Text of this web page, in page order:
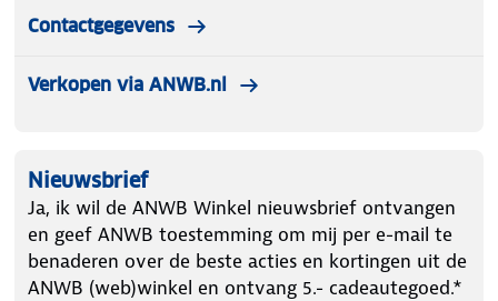
Contactgegevens
Verkopen via ANWB.nl
Nieuwsbrief
Ja, ik wil de ANWB Winkel nieuwsbrief ontvangen
en geef ANWB toestemming om mij per e-mail te
benaderen over de beste acties en kortingen uit de
ANWB (web)winkel en ontvang 5.- cadeautegoed.*